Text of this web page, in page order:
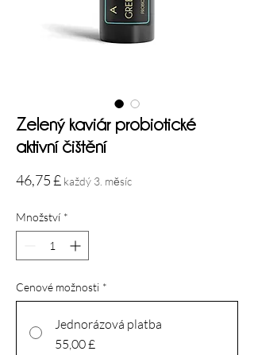
Zelený kaviár probiotické
aktivní čištění
46,75 £Cena
každý 3. měsíc
Množství *
Cenové možnosti *
Jednorázová platba
55,00 £